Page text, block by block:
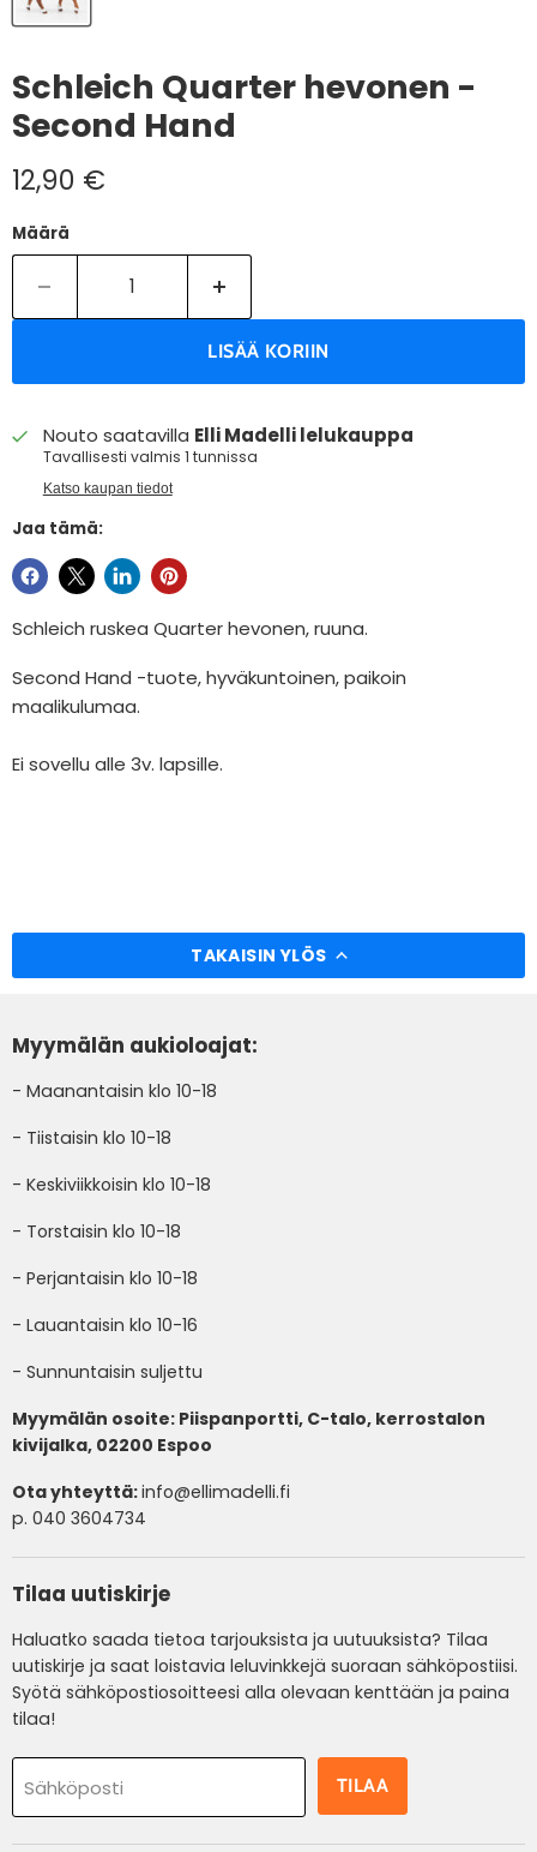
Schleich Quarter hevonen -
Second Hand
Nykyinen hinta
12,90 €
Määrä
LISÄÄ KORIIN
Nouto saatavilla Elli Madelli lelukauppa
Tavallisesti valmis 1 tunnissa
Katso kaupan tiedot
Jaa tämä:
Schleich ruskea Quarter hevonen, ruuna.
Second Hand -tuote, hyväkuntoinen, paikoin
maalikulumaa.
Ei sovellu alle 3v. lapsille.
TAKAISIN YLÖS
Myymälän aukioloajat:
- Maanantaisin klo 10-18
- Tiistaisin klo 10-18
- Keskiviikkoisin klo 10-18
- Torstaisin klo 10-18
- Perjantaisin klo 10-18
- Lauantaisin klo 10-16
- Sunnuntaisin suljettu
Myymälän osoite: Piispanportti, C-talo, kerrostalon
kivijalka, 02200 Espoo
Ota yhteyttä:info@ellimadelli.fi
p. 040 3604734
Tilaa uutiskirje
Haluatko saada tietoa tarjouksista ja uutuuksista? Tilaa
uutiskirje ja saat loistavia leluvinkkejä suoraan sähköpostiisi.
Syötä sähköpostiosoitteesi alla olevaan kenttään ja paina
tilaa!
Sähköposti TILAA